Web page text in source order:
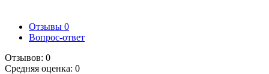
Отзывы 0
Вопрос-ответ
Отзывов: 0
Средняя оценка: 0